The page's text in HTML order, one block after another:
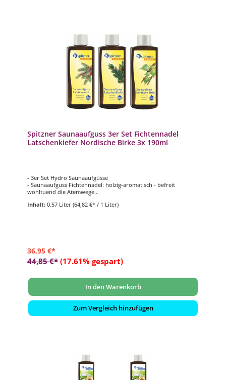
Spitzner Saunaaufguss 3er Set Fichtennadel
Latschenkiefer Nordische Birke 3x 190ml
- 3er Set Hydro Saunaaufgüsse
- Saunaaufguss Fichtennadel: holzig-aromatisch - befreit
wohltuend die Atemwege
wohltuend die Atemwege
Inhalt: 0.57 Liter (64,82 €* / 1 Liter)
36,95 €*
44,85 €* (17.61% gespart)
In den Warenkorb
Zum Vergleich hinzufügen